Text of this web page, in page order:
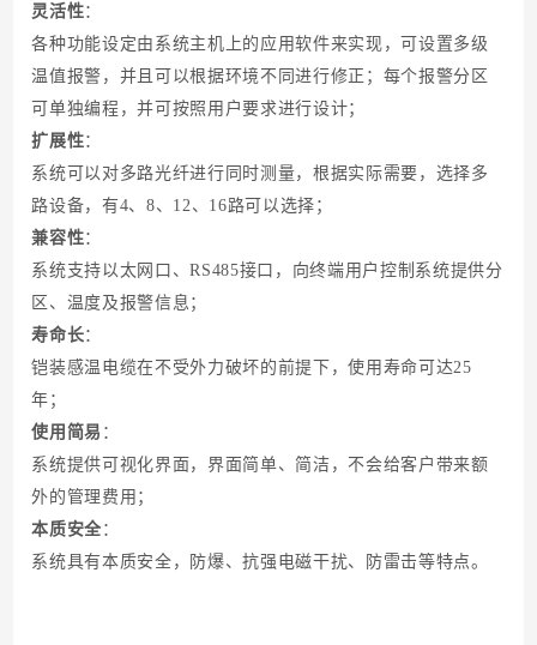
灵活性：
各种功能设定由系统主机上的应用软件来实现，可设置多级
温值报警，并且可以根据环境不同进行修正；每个报警分区
可单独编程，并可按照用户要求进行设计；
扩展性：
系统可以对多路光纤进行同时测量，根据实际需要，选择多
路设备，有4、8、12、16路可以选择 ；
兼容性：
系统支持以太网口、RS485接口，向终端用户控制系统提供分
区、温度及报警信息 ；
寿命长：
铠装感温电缆在不受外力破坏的前提下，使用寿命可达25
年 ；
使用简易 ：
系统提供可视化界面，界面简单、简洁，不会给客户带来额
外的管理费用 ；
本质安全 ：
系统具有本质安全，防爆、抗强电磁干扰、防雷击等特点。